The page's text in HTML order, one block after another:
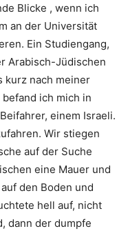
Blicke , wenn ich
an der Universität
Ein Studiengang,
Arabisch-Jüdischen
kurz nach meiner
ich mich in
einem Israeli.
Wir stiegen
auf der Suche
eine Mauer und
den Boden und
hell auf, nicht
dann der dumpfe